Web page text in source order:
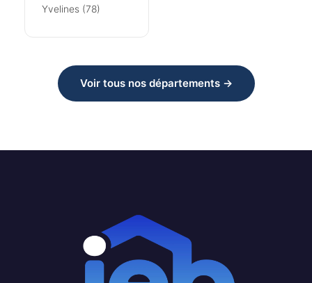
Yvelines (78)
Voir tous nos départements →